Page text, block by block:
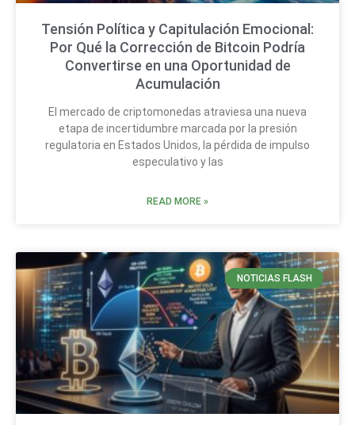
Tensión Política y Capitulación Emocional:
Por Qué la Corrección de Bitcoin Podría
Convertirse en una Oportunidad de
Acumulación
El mercado de criptomonedas atraviesa una nueva
etapa de incertidumbre marcada por la presión
regulatoria en Estados Unidos, la pérdida de impulso
especulativo y las
READ MORE »
NOTICIAS FLASH